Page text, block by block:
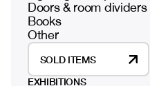
Doors & room dividers
Books
Other
SOLD ITEMS
EXHIBITIONS